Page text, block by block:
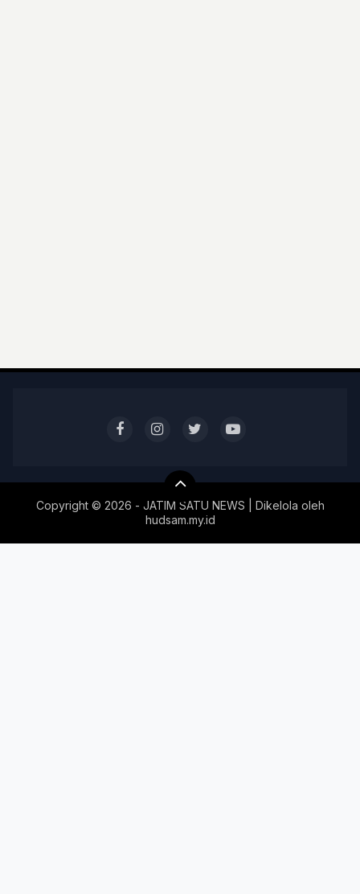
Copyright © 2026 - JATIM SATU NEWS | Dikelola oleh
hudsam.my.id